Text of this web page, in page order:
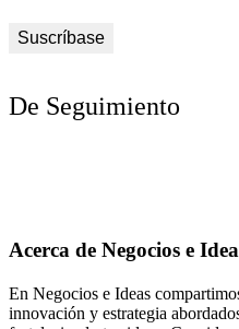
De Seguimiento
Acerca de Negocios e
En Negocios e Ideas
innovación y estrategia